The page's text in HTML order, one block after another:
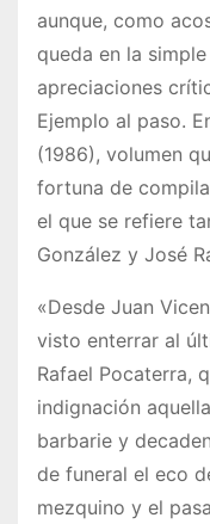
aunque, como
queda en la
apreciaciones
Ejemplo al paso.
(1986), volumen
fortuna de
el que se refiere
González y José
«Desde Juan
visto enterrar al
Rafael Pocaterra,
indignación
barbarie y
de funeral el eco
mezquino y el